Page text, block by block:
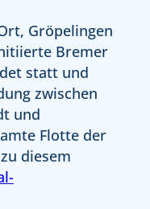
Gröpelingen
Bremer
statt und
zwischen
und
Flotte der
diesem